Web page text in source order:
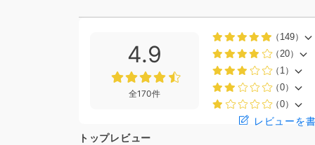
4.9
全170件
（149）
（20）
（1）
（0）
（0）
レビューを
トップレビュー